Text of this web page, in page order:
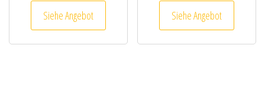
Siehe Angebot Siehe Angebot